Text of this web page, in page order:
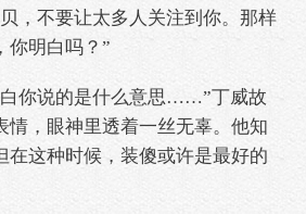
，不要让太多人关注到你。那样
你明白吗？”
你说的是什么意思……”丁威故
情，眼神里透着一丝无辜。他知
在这种时候，装傻或许是最好的